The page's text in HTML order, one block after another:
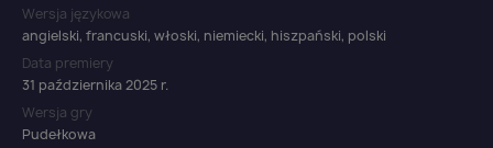
Wersja językowa
angielski, francuski, włoski, niemiecki, hiszpański, polski
Data premiery
31 października 2025 r.
Wersja gry
Pudełkowa